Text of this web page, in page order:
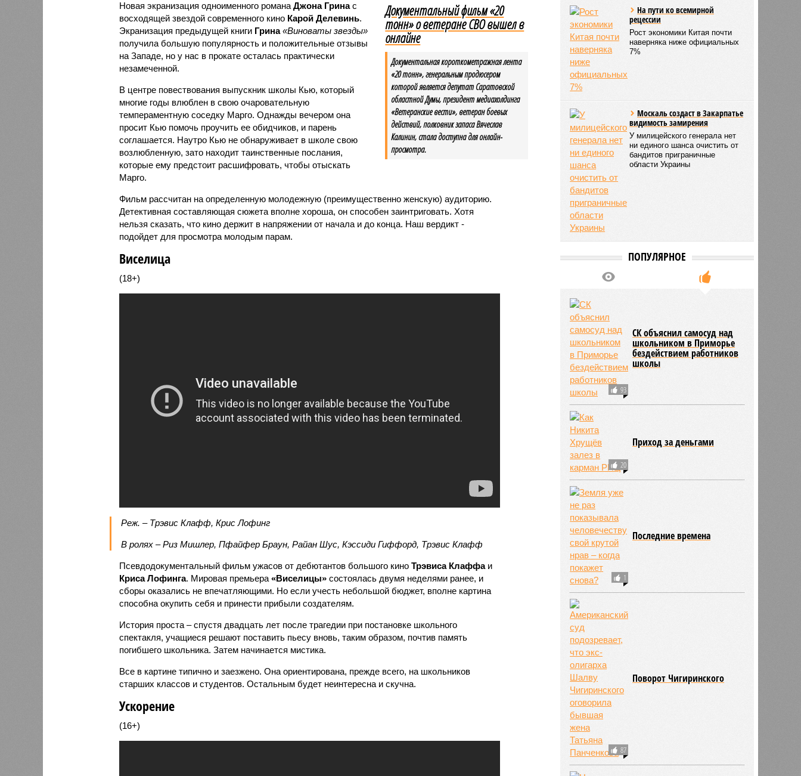
Документальный фильм «20
тонн» о ветеране СВО вышел в
онлайне
Документальная короткометражная лента
«20 тонн», генеральным продюсером
которой является депутат Саратовской
областной Думы, президент медиахолдинга
«Ветеранские вести», ветеран боевых
действий, полковник запаса Вячеслав
Калинин, стала доступна для онлайн-
просмотра.
Новая экранизация одноименного романа Джона Гринас
восходящей звездой современного кино Карой Делевинь.
Экранизация предыдущей книги Грина «Виноваты звезды»
получила большую популярность и положительные отзывы
на Западе, но у нас в прокате осталась практически
незамеченной.
В центре повествования выпускник школы Кью, который
многие годы влюблен в свою очаровательную
темпераментную соседку Марго. Однажды вечером она
просит Кью помочь проучить ее обидчиков, и парень
соглашается. Наутро Кью не обнаруживает в школе свою
возлюбленную, зато находит таинственные послания,
которые ему предстоит расшифровать, чтобы отыскать
Марго.
Фильм рассчитан на определенную молодежную (преимущественно женскую) аудиторию.
Детективная составляющая сюжета вполне хороша, он способен заинтриговать. Хотя
нельзя сказать, что кино держит в напряжении от начала и до конца. Наш вердикт -
подойдет для просмотра молодым парам.
Виселица
(18+)
Реж. – Трэвис Клафф, Крис Лофинг
В ролях – Риз Мишлер, Пфайфер Браун, Райан Шус, Кэссиди Гиффорд, Трэвис Клафф
Псевдодокументальный фильм ужасов от дебютантов большого кино Трэвиса Клаффаи
Криса Лофинга. Мировая премьера«Виселицы»состоялась двумя неделями ранее, и
сборы оказались не впечатляющими. Но если учесть небольшой бюджет, вполне картина
способна окупить себя и принести прибыли создателям.
История проста – спустя двадцать лет после трагедии при постановке школьного
спектакля, учащиеся решают поставить пьесу вновь, таким образом, почтив память
погибшего школьника. Затем начинается мистика.
Все в картине типично и заезжено. Она ориентирована, прежде всего, на школьников
старших классов и студентов. Остальным будет неинтересна и скучна.
Ускорение
(16+)
На пути ко всемирной
рецессии
Рост экономики Китая почти
наверняка ниже официальных
7%
Москаль создаст в Закарпатье
видимость замирения
У милицейского генерала нет
ни единого шанса очистить от
бандитов приграничные
области Украины
ПОПУЛЯРНОЕ
93
СК объяснил самосуд над
школьником в Приморье
бездействием работников
школы
20
Приход за деньгами
1
Последние времена
87
Поворот Чигиринского